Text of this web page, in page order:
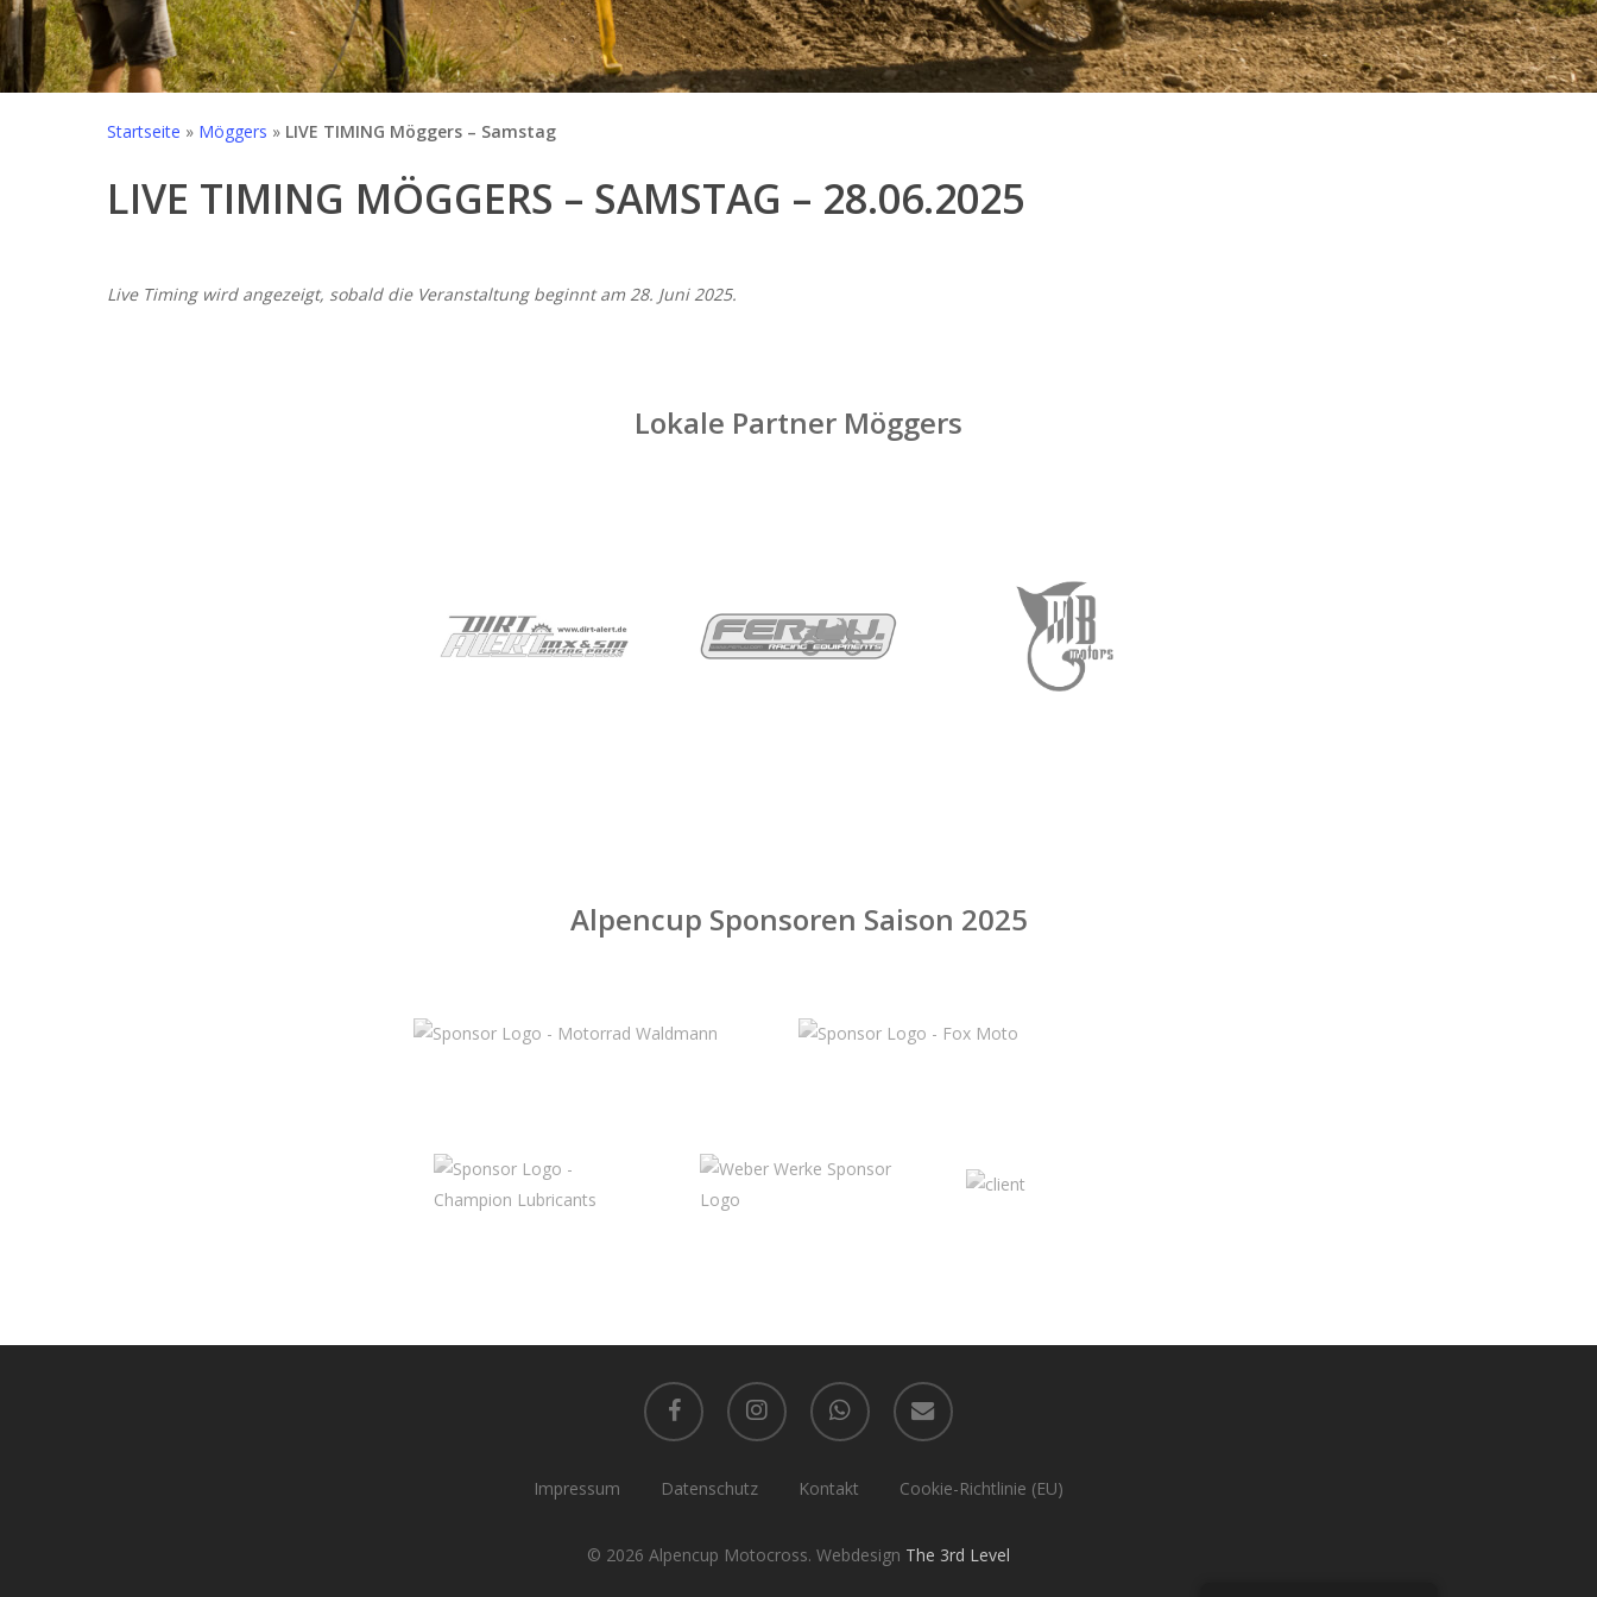
Startseite » Möggers » LIVE TIMING Möggers – Samstag
LIVE TIMING MÖGGERS – SAMSTAG – 28.06.2025
Live Timing wird angezeigt, sobald die Veranstaltung beginnt am 28. Juni 2025.
Lokale Partner Möggers
Alpencup Sponsoren Saison 2025
facebook instagram whatsapp email
Impressum Datenschutz Kontakt Cookie-Richtlinie (EU)
© 2026 Alpencup Motocross. Webdesign The 3rd Level